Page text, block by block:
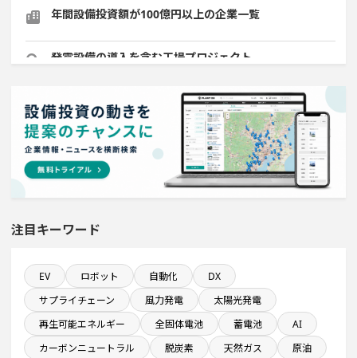
年間設備投資額が100億円以上の企業一覧
発電設備の導入を含む工場プロジェクト
売上高が100億円以上の企業一覧
1000億円以上投資する設備新設計画
関東地方で投資額10億円以上プロジェクト
稼働から約5年経過プロジェクト
直近3か月以内に完成プロジェクト
平均臨時雇用人員数が100人以上の企業一覧
注目キーワード
EV ロボット 自動化
DX
サプライチェーン
風力発電
太陽光発電
再生可能エネルギー
全固体電池 蓄電池
AI
カーボンニュートラル
脱炭素 天然ガス 原油